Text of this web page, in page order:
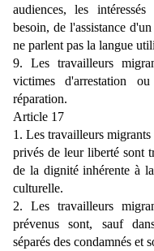
audiences, les
besoin, de l'assistance
ne parlent pas la langue
9. Les travailleurs
victimes d'arrestation
réparation.
Article 17
1. Les travailleurs
privés de leur liberté sont
de la dignité inhérente à
culturelle.
2. Les travailleurs
prévenus sont, sauf
séparés des condamnés et